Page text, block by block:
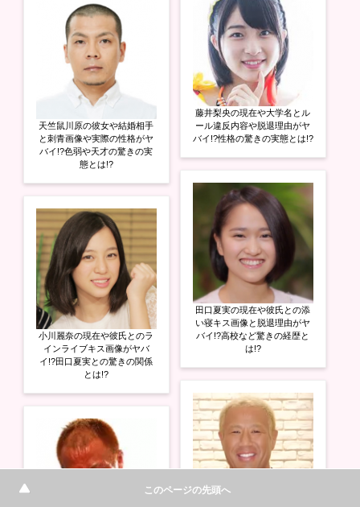
天竺鼠川原の彼女や結婚相手
と刺青画像や実際の性格がヤ
バイ!?色弱や天才の驚きの実
態とは!?
小川麗奈の現在や彼氏とのラ
インライブキス画像がヤバ
イ!?田口夏実との驚きの関係
とは!?
藤井梨央の現在や大学名とル
ール違反内容や脱退理由がヤ
バイ!?性格の驚きの実態とは!?
田口夏実の現在や彼氏との添
い寝キス画像と脱退理由がヤ
バイ!?高校など驚きの経歴と
は!?
このページの先頭へ